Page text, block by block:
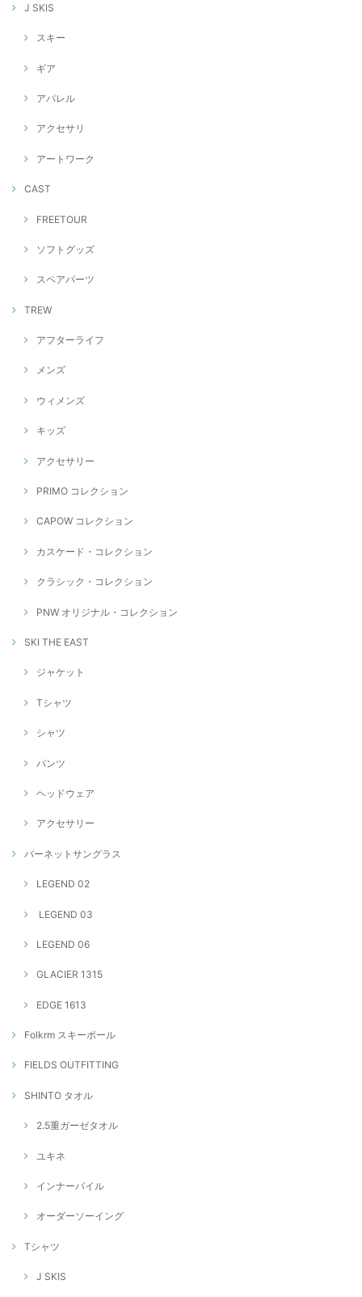
J SKIS
スキー
ギア
アパレル
アクセサリ
アートワーク
CAST
FREETOUR
ソフトグッズ
スペアパーツ
TREW
アフターライフ
メンズ
ウィメンズ
キッズ
アクセサリー
PRIMO コレクション
CAPOW コレクション
カスケード・コレクション
クラシック・コレクション
PNW オリジナル・コレクション
SKI THE EAST
ジャケット
Tシャツ
シャツ
パンツ
ヘッドウェア
アクセサリー
バーネットサングラス
LEGEND 02
LEGEND 03
LEGEND 06
GLACIER 1315
EDGE 1613
Folkrm スキーポール
FIELDS OUTFITTING
SHINTO タオル
2.5重ガーゼタオル
ユキネ
インナーパイル
オーダーソーイング
Tシャツ
J SKIS